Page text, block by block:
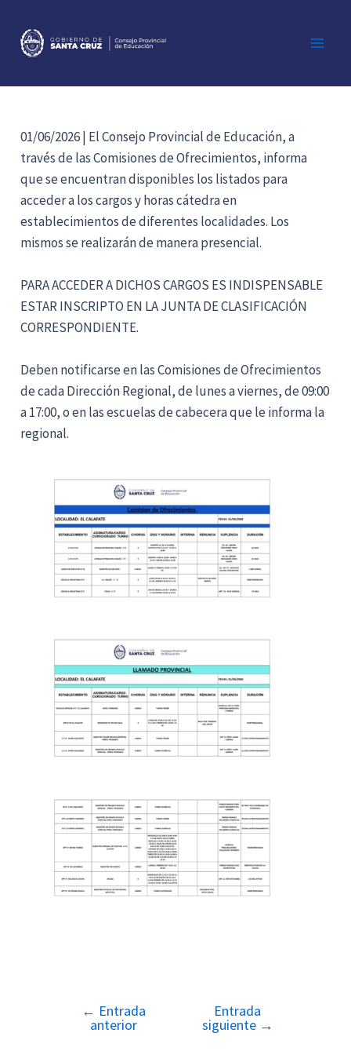
contenido
01/06/2026 | El Consejo Provincial de Educación, a
través de las Comisiones de Ofrecimientos, informa
que se encuentran disponibles los listados para
acceder a los cargos y horas cátedra en
establecimientos de diferentes localidades. Los
mismos se realizarán de manera presencial.
PARA ACCEDER A DICHOS CARGOS ES INDISPENSABLE
ESTAR INSCRIPTO EN LA JUNTA DE CLASIFICACIÓN
CORRESPONDIENTE.
Deben notificarse en las Comisiones de Ofrecimientos
de cada Dirección Regional, de lunes a viernes, de 09:00
a 17:00, o en las escuelas de cabecera que le informa la
regional.
Navegación
← Entrada
anterior
Entrada
siguiente →